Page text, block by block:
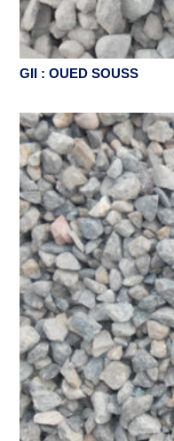
GII : OUED SOUSS